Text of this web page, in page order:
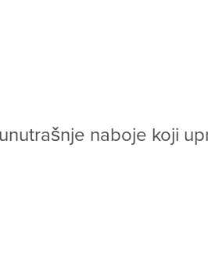
izborima, odnosima i sudbinom. Sve dok